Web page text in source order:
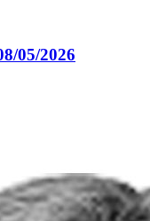
05/2026